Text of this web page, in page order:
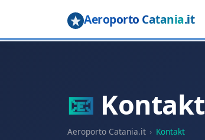
Aeroporto Catania.it
📧 Kontakt
Aeroporto Catania.it › Kontakt